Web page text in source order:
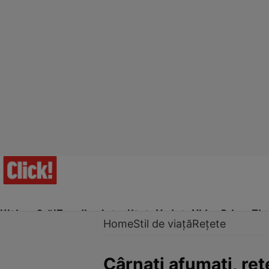
Ultima Oră!Trending Actualitate Vedete Video Prime Time
HomeStil de viațăRețete
Cârnaţi afumaţi,